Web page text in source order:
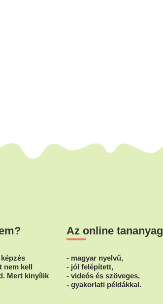
nem kell
Mert kinyílik
Az online tananyag
- magyar nyelvű,
- jól felépített,
- videós és szöveges,
- gyakorlati példákkal.